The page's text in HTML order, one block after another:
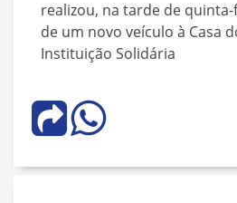
realizou, na tarde de
de um novo veículo à Casa
Instituição Solidária